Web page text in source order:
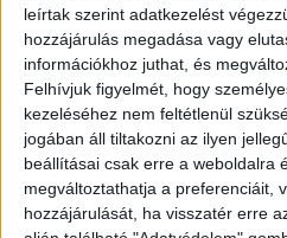
leírtak szerint adatkezelést
hozzájárulás megadása vagy
információkhoz juthat, és
Felhívjuk figyelmét, hogy
kezeléséhez nem feltétlenül
jogában áll tiltakozni az ilyen
beállításai csak erre a weboldalra
megváltoztathatja a preferenciáit,
hozzájárulását, ha visszatér erre
gazdálkodási és
Hobbija a futás és az olvasás,
festeni is.
Major Eszter 2020 óta az RTL
két és fél évben főként
kapcsolatos tudósításokat
Főiskolán történész-